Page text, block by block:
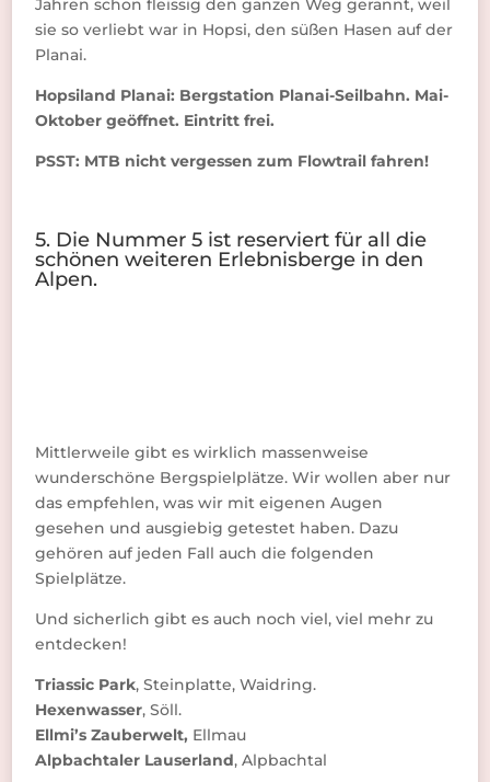
Jahren schon fleissig den ganzen Weg gerannt, weil
sie so verliebt war in Hopsi, den süßen Hasen auf der
Planai.
Hopsiland Planai: Bergstation Planai-Seilbahn. Mai-
Oktober geöffnet. Eintritt frei.
PSST: MTB nicht vergessen zum Flowtrail fahren!
5. Die Nummer 5 ist reserviert für all die
schönen weiteren Erlebnisberge in den
Alpen.
Mittlerweile gibt es wirklich massenweise
wunderschöne Bergspielplätze. Wir wollen aber nur
das empfehlen, was wir mit eigenen Augen
gesehen und ausgiebig getestet haben. Dazu
gehören auf jeden Fall auch die folgenden
Spielplätze.
Und sicherlich gibt es auch noch viel, viel mehr zu
entdecken!
Triassic Park, Steinplatte, Waidring.
Hexenwasser, Söll.
Ellmi’s Zauberwelt, Ellmau
Alpbachtaler Lauserland, Alpbachtal